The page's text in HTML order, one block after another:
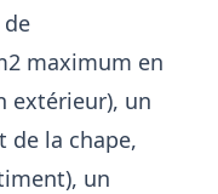
maximum en
extérieur), un
de la chape,
un